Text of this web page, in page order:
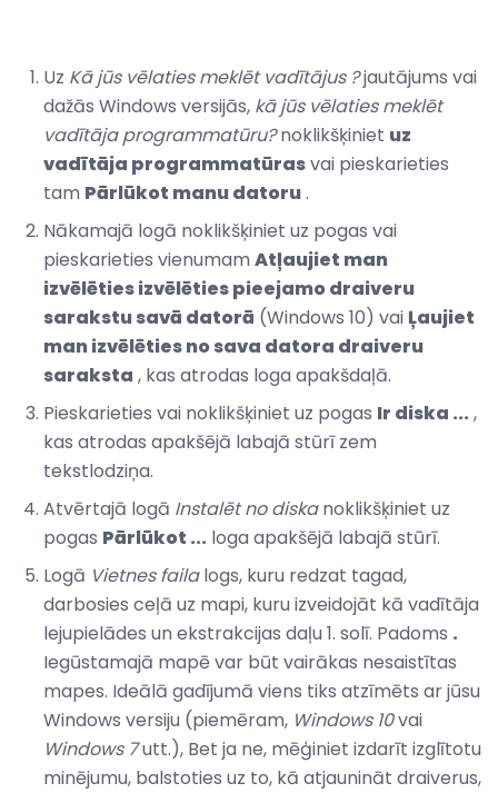
Uz Kā jūs vēlaties meklēt vadītājus ?jautājums vai
dažās Windows versijās, kā jūs vēlaties meklēt
vadītāja programmatūru?noklikšķiniet uz
vadītāja programmatūrasvai pieskarieties
tam Pārlūkot manu datoru.
Nākamajā logā noklikšķiniet uz pogas vai
pieskarieties vienumam Atļaujiet man
izvēlēties izvēlēties pieejamo draiveru
sarakstu savā datorā (Windows 10) vai Ļaujiet
man izvēlēties no sava datora draiveru
saraksta , kas atrodas loga apakšdaļā.
Pieskarieties vai noklikšķiniet uz pogas Ir diska ... ,
kas atrodas apakšējā labajā stūrī zem
tekstlodziņa.
Atvērtajā logā Instalēt no diskanoklikšķiniet uz
pogas Pārlūkot ... loga apakšējā labajā stūrī.
Logā Vietnes failalogs, kuru redzat tagad,
darbosies ceļā uz mapi, kuru izveidojāt kā vadītāja
lejupielādes un ekstrakcijas daļu 1. solī. Padoms .
Iegūstamajā mapē var būt vairākas nesaistītas
mapes. Ideālā gadījumā viens tiks atzīmēts ar jūsu
Windows versiju (piemēram, Windows 10vai
Windows 7utt.), Bet ja ne, mēģiniet izdarīt izglītotu
minējumu, balstoties uz to, kā atjaunināt draiverus,